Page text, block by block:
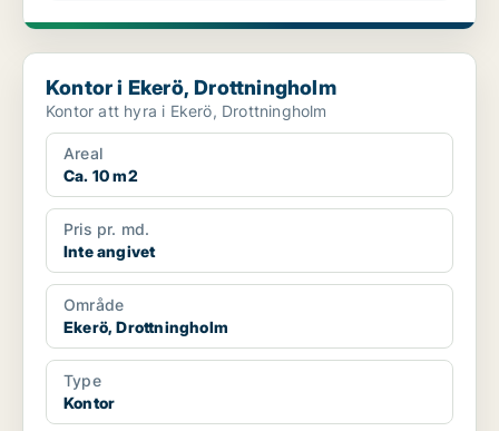
Kontor i Ekerö, Drottningholm
Kontor i Ekerö, Drottningholm
Kontor att hyra i Ekerö, Drottningholm
Areal
Ca. 10 m2
Pris pr. md.
Inte angivet
Område
Ekerö, Drottningholm
Type
Kontor